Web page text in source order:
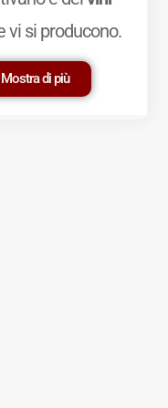
vi si producono.
Mostra di più